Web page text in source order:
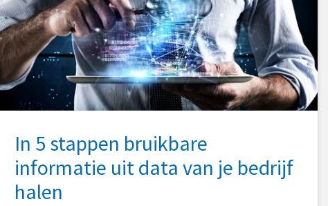
In 5 stappen bruikbare
informatie uit data van je bedrijf
halen